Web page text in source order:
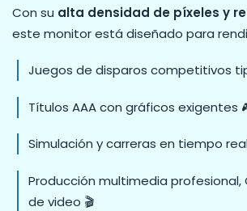
Con su alta densidad de píxeles y
este monitor está diseñado para
Juegos de disparos competitivos
Títulos AAA con gráficos exigentes
Simulación y carreras en tiempo
Producción multimedia profesional,
de video 🎬